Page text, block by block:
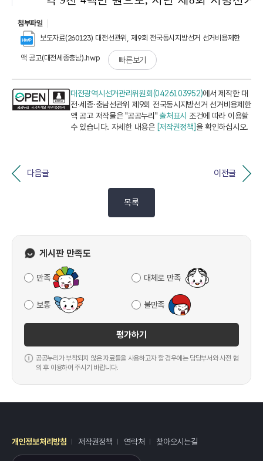
첨부파일
보도자료(260123) 대전선관위, 제9회 전국동시지방선거 선거비용제한
액 공고(대전세종충남).hwp 빠른보기
대전광역시선거관리위원회(0426103952)에서 제작한 대
전·세종·충남선관위 제9회 전국동시지방선거 선거비용제한
액 공고 저작물은 "공공누리" 출처표시 조건에 따라 이용할
수 있습니다. 자세한 내용은 [저작권정책]을 확인하십시오.
다음글 이전글
목록
게시판 만족도
만족 대체로 만족
보통 불만족
평가하기
공공누리가 부착되지 않은 자료들을 사용하고자 할 경우에는 담당부서와 사전 협
의 후 이용하여 주시기 바랍니다.
개인정보처리방침 저작권정책 연락처 찾아오시는길